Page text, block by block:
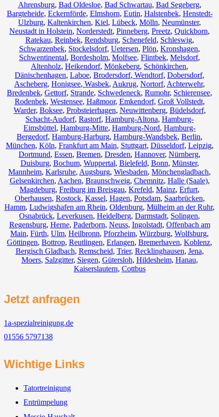
Ahrensburg, Bad Oldesloe, Bad Schwartau, Bad Segeberg,
Bargteheide, Eckernförde, Elmshorn, Eutin, Halstenbek, Henstedt-
Ulzburg, Kaltenkirchen, Kiel, Lübeck, Mölln, Neumünster,
Neustadt in Holstein, Norderstedt, Pinneberg, Preetz, Quickborn,
Ratekau, Reinbek, Rendsburg, Schenefeld, Schleswig,
Schwarzenbek, Stockelsdorf, Uetersen, Plön, Kronshagen,
Schwentinental, Bordesholm, Molfsee, Flintbek, Melsdorf,
Altenholz, Heikendorf, Mönkeberg, Schönkirchen,
Dänischenhagen, Laboe, Brodersdorf, Wendtorf, Dobersdorf,
Ascheberg, Honigsee, Wasbek, Aukrug, Nortorf, Achterwehr,
Bredenbek, Gettorf, Strande, Schwedeneck, Rumohr, Schierensee,
Rodenbek, Westensee, Haßmoor, Emkendorf, Groß Vollstedt,
Warder, Boksee, Probsteierhagen, Neuwittenberg, Büdelsdorf,
Schacht-Audorf, Rastorf, Hamburg-Altona, Hamburg-
Eimsbüttel, Hamburg-Mitte, Hamburg-Nord, Hamburg-
Bergedorf, Hamburg-Harburg, Hamburg-Wandsbek, Berlin,
München, Köln, Frankfurt am Main, Stuttgart, Düsseldorf, Leipzig,
Dortmund, Essen, Bremen, Dresden, Hannover, Nürnberg,
Duisburg, Bochum, Wuppertal, Bielefeld, Bonn, Münster,
Mannheim, Karlsruhe, Augsburg, Wiesbaden, Mönchengladbach,
Gelsenkirchen, Aachen, Braunschweig, Chemnitz⁠, Halle (Saale),
Magdeburg, Freiburg im Breisgau, Krefeld, Mainz, Erfurt,
Oberhausen, Rostock, Kassel, Hagen, Potsdam, Saarbrücken,
Hamm, Ludwigshafen am Rhein, Oldenburg, Mülheim an der Ruhr,
Osnabrück, Leverkusen, Heidelberg, Darmstadt, Solingen,
Regensburg, Herne, Paderborn, Neuss, Ingolstadt, Offenbach am
Main, Fürth, Ulm, Heilbronn, Pforzheim, Würzburg, Wolfsburg,
Göttingen, Bottrop, Reutlingen, Erlangen, Bremerhaven, Koblenz,
Bergisch Gladbach, Remscheid, Trier, Recklinghausen, Jena,
Moers, Salzgitter, Siegen, Gütersloh, Hildesheim, Hanau,
Kaiserslautern, Cottbus
Jetzt anfragen
1a-spezialreinigung.de
01556 5797138
Wichtige Links
Tatortreinigung
Entrümpelung